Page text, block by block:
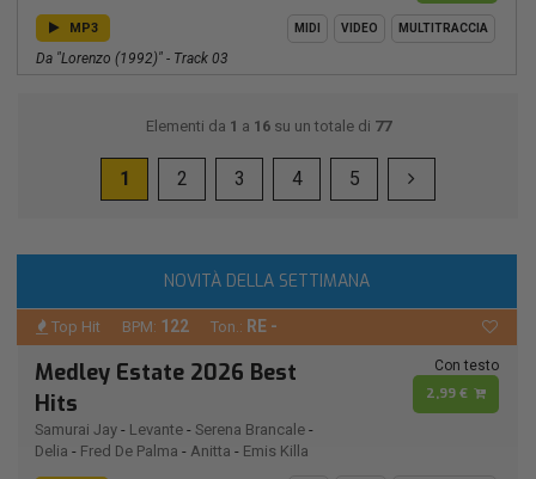
MP3 MIDI VIDEO MULTITRACCIA
Da "lorenzo (1992)" - Track 03
Elementi da 1 a 16su un totale di 77
1 2 3 4 5
NOVITÀ DELLA SETTIMANA
Top Hit BPM: 122 Ton.: RE -
Medley Estate 2026 Best
Hits
Samurai Jay - Levante - Serena Brancale -
Delia - Fred De Palma - Anitta - Emis Killa
Con testo
2,99 €